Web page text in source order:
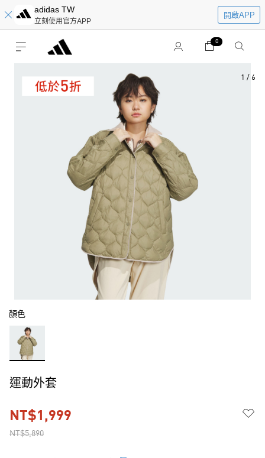
adidas TW
立刻使用官方APP
開啟APP
0
1 / 6
顏色
運動外套
NT$5,890
NT$1,999